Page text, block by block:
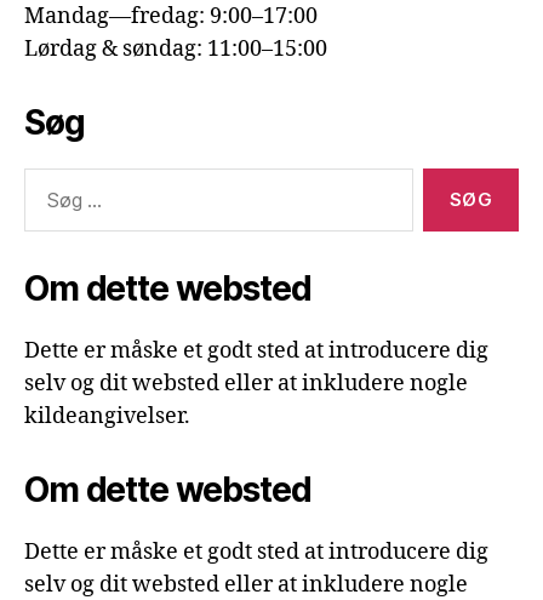
Mandag—fredag: 9:00–17:00
Lørdag & søndag: 11:00–15:00
Søg
efter:
Om dette websted
Dette er måske et godt sted at introducere dig
selv og dit websted eller at inkludere nogle
kildeangivelser.
Om dette websted
Dette er måske et godt sted at introducere dig
selv og dit websted eller at inkludere nogle